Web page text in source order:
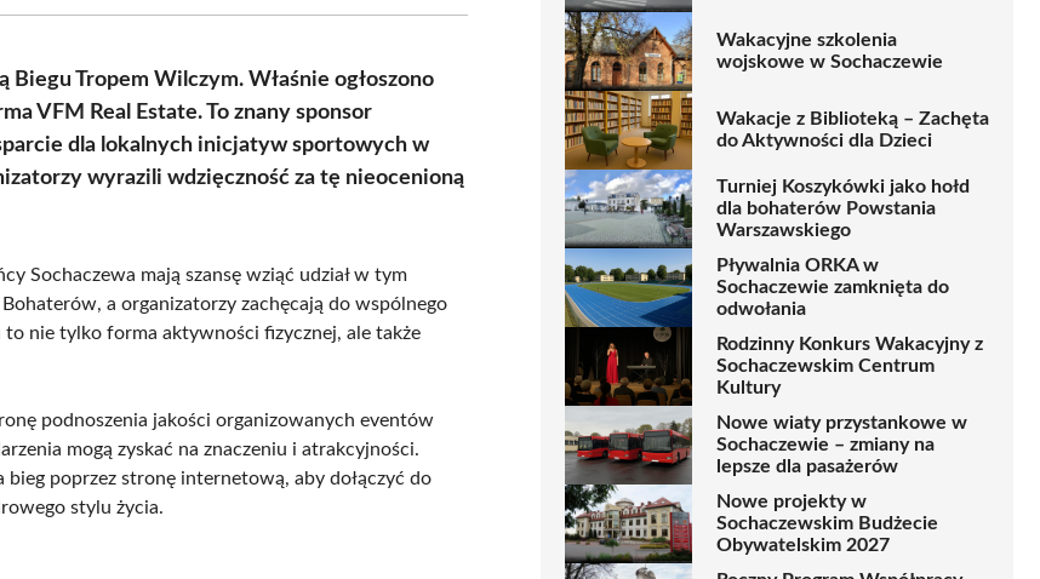
(Twitter)
Tropem Wilczym. Właśnie ogłoszono
VFM Real Estate. To znany sponsor
dla lokalnych inicjatyw sportowych w
wyrazili wdzięczność za tę nieocenioną
Sochaczewa mają szansę wziąć udział w tym
a organizatorzy zachęcają do wspólnego
nie tylko forma aktywności fizycznej, ale także
podnoszenia jakości organizowanych eventów
mogą zyskać na znaczeniu i atrakcyjności.
poprzez stronę internetową, aby dołączyć do
stylu życia.
Wakacyjne szkolenia
wojskowe w Sochaczewie
Wakacje z Biblioteką – Zachęta
do Aktywności dla Dzieci
Turniej Koszykówki jako hołd
dla bohaterów Powstania
Warszawskiego
Pływalnia ORKA w
Sochaczewie zamknięta do
odwołania
Rodzinny Konkurs Wakacyjny z
Sochaczewskim Centrum
Kultury
Nowe wiaty przystankowe w
Sochaczewie – zmiany na
lepsze dla pasażerów
Nowe projekty w
Sochaczewskim Budżecie
Obywatelskim 2027